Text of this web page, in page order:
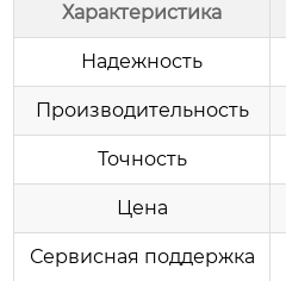
Характеристика
Надежность
Производительность
Точность
Цена
Сервисная поддержка